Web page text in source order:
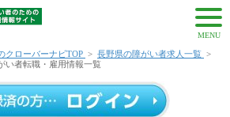
MENU
クローバーナビTOP > 長野県の障がい者求人一覧 >
い者転職・雇用情報一覧